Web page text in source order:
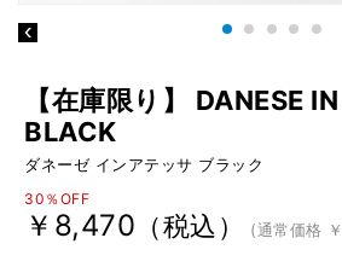
【在庫限り】 DANESE
BLACK
ダネーゼ インアテッサ ブラック
30％OFF
￥8,470 （税込） (通常価格